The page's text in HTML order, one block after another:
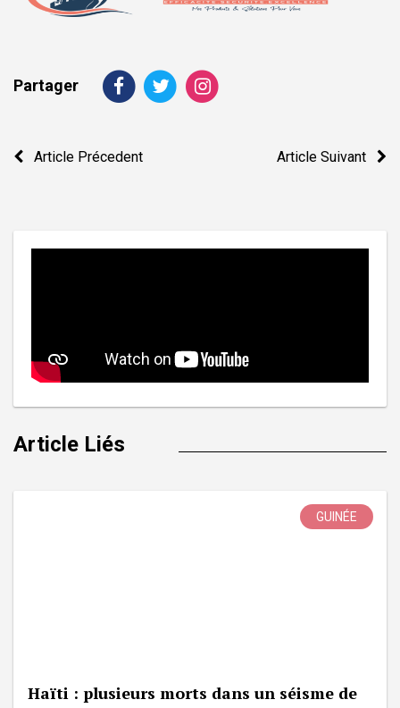
Partager
Navigation
Article Précedent Article Suivant
Article Liés
GUINÉE
Haïti : plusieurs morts dans un séisme de